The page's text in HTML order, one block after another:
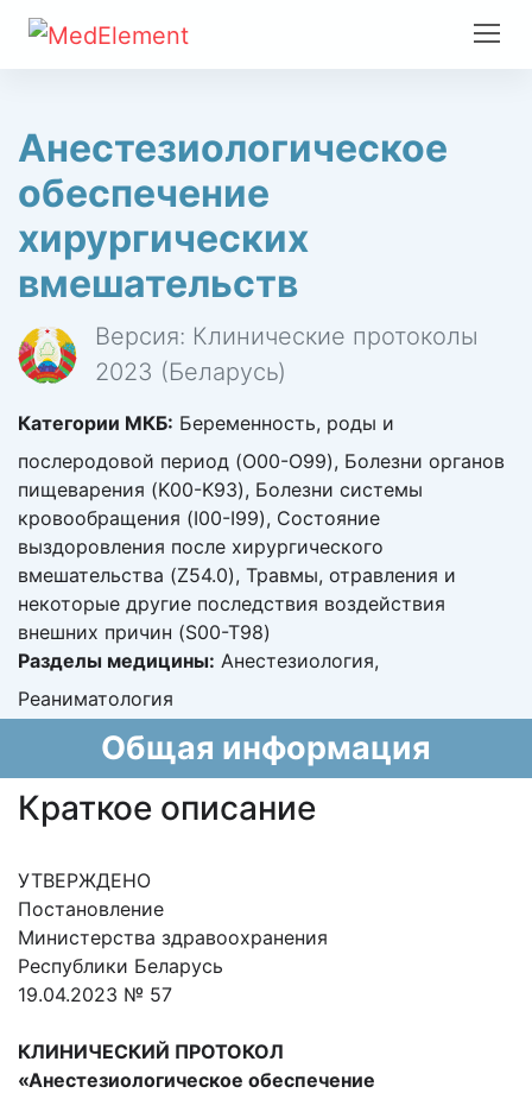
Анестезиологическое
обеспечение
хирургических
вмешательств
Версия: Клинические протоколы
2023 (Беларусь)
Категории МКБ: Беременность, роды и
послеродовой период (O00-O99), Болезни органов
пищеварения (K00-K93), Болезни системы
кровообращения (I00-I99), Состояние
выздоровления после хирургического
вмешательства (Z54.0), Травмы, отравления и
некоторые другие последствия воздействия
внешних причин (S00-T98)
Разделы медицины: Анестезиология,
Реаниматология
Общая информация
Краткое описание
УТВЕРЖДЕНО
Постановление
Министерства здравоохранения
Республики Беларусь
19.04.2023 № 57
КЛИНИЧЕСКИЙ ПРОТОКОЛ
«Анестезиологическое обеспечение